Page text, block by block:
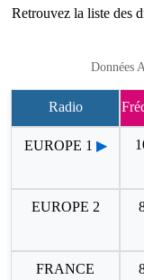
Retrouvez la liste des
Données
Radio
EUROPE 1 ▶
EUROPE 2
FRANCE